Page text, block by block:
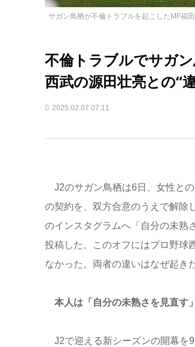
サガン鳥栖が不倫トラブルを起こしたMF福
不倫トラブルでサガ
西武の源田壮亮との“
2025.02.07 07:11
J2のサガン鳥栖は6日、女性と
の契約を、双方合意のうえで解除
のインスタグラムへ「自分の未熟
投稿した。このオフにはプロ野球
なかった。両者の違いはなぜ起き
本人は「自分の未熟さを見直す
J2で迎える新シーズンの開幕を